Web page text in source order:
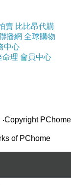
賣 比比昂代購
播網 全球購物
中心
命理 會員中心
‧Copyright PChome
of PChome